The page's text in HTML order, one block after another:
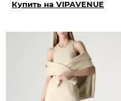
Купить на VIPAVENUE